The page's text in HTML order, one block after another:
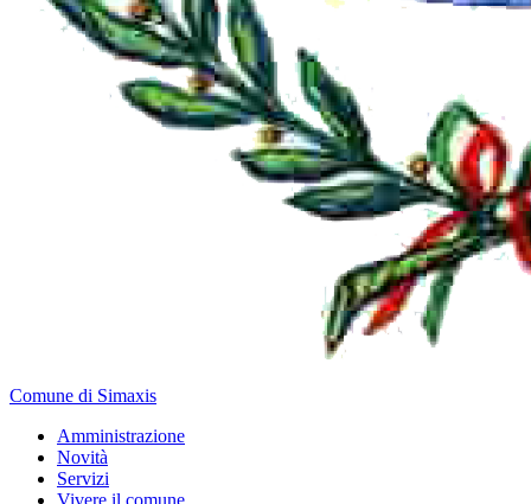
Comune di Simaxis
Amministrazione
Novità
Servizi
Vivere il comune